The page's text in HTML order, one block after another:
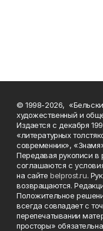
© 1998-2026,
художественный и
Издается с декабря
«литературных
современник»,
Передавая рукописи
соглашаются с
на сайтеbelprost.ru.
возвращаются.
Положительное
всегда совпадает с
перепечатывании
просторы»